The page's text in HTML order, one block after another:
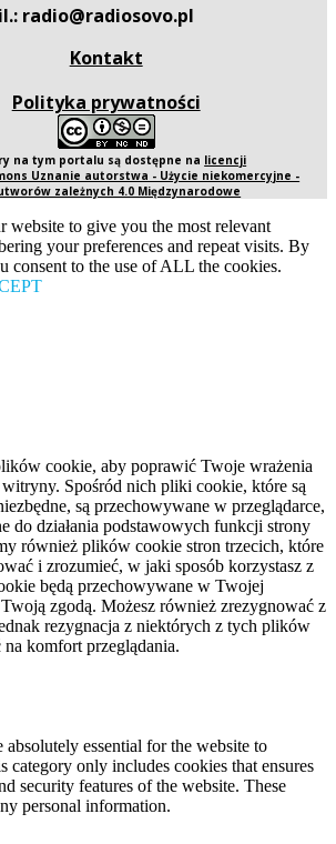
radio@radiosovo.pl
Kontakt
Polityka prywatności
na tym portalu są dostępne na licencji
Uznanie autorstwa - Użycie niekomercyjne -
zależnych 4.0 Międzynarodowe
website to give you the most relevant
your preferences and repeat visits. By
consent to the use of ALL the cookies.
cookie, aby poprawić Twoje wrażenia
witryny. Spośród nich pliki cookie, które są
są przechowywane w przeglądarce,
do działania podstawowych funkcji strony
również plików cookie stron trzecich, które
i zrozumieć, w jaki sposób korzystasz z
będą przechowywane w Twojej
zgodą. Możesz również zrezygnować z
rezygnacja z niektórych z tych plików
komfort przeglądania.
absolutely essential for the website to
category only includes cookies that ensures
security features of the website. These
personal information.